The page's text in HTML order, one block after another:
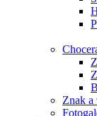
Znak a